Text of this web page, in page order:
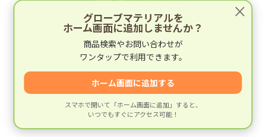
運営：林木材株式会社
〒652-0812 兵庫県神戸市兵庫区湊町2丁目4-1
運営会社情報
© 建材専門店グローブマテリアル
×
グローブマテリアルを
ホーム画面に追加しませんか？
商品検索やお問い合わせが
ワンタップで利用できます。
ホーム画面に追加する
スマホで開いて「ホーム画面に追加」すると、
いつでもすぐにアクセス可能！